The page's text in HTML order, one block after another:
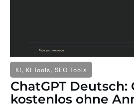
KI, KI Tools, SEO Tools
ChatGPT Deutsch:
kostenlos ohne